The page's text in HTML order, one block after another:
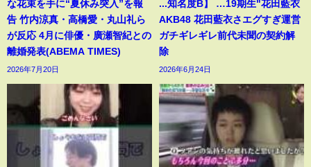
な花束を手に“夏休み突入”を報
告 竹内涼真・高橋愛・丸山礼ら
が反応 4月に俳優・廣瀬智紀との
離婚発表(ABEMA TIMES)
2026年7月20日
...知名度B】 …19期生"花田藍衣
AKB48 花田藍衣さエグすぎ運営
ガチギレギレ前代未聞の契約解
除
2026年6月24日